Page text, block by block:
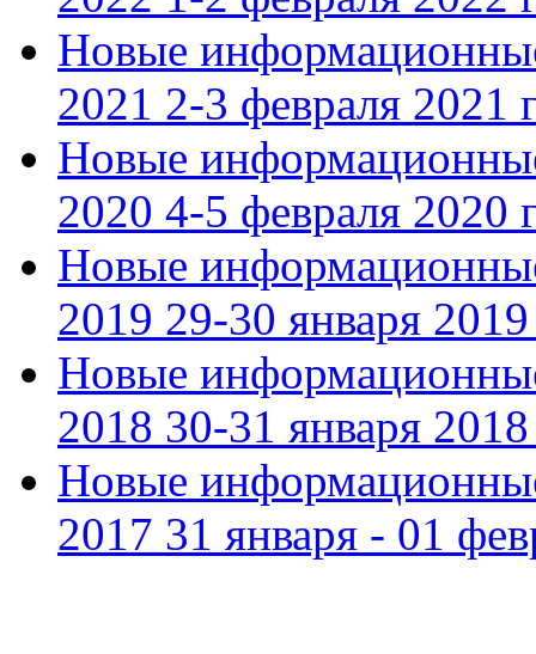
Новые
2021 2-3 февраля 2021
Новые
2020 4-5 февраля 2020
Новые
2019 29-30 января 2019
Новые
2018 30-31 января 2018
Новые
2017 31 января - 01